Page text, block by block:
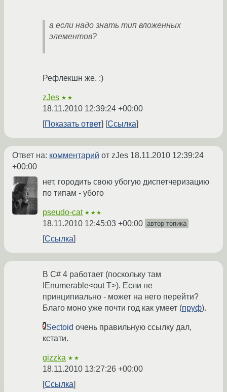
а если надо знать тип вложенных
элементов?
Рефлекшн же. :)
zJes ★★
18.11.2010 12:39:24 +00:00
Показать ответ
Ссылка
Ответ на: комментарий от zJes 18.11.2010 12:39:24
+00:00
нет, городить свою убогую диспетчеризацию
по типам - убого
pseudo-cat ★★★
18.11.2010 12:45:03 +00:00 автор топика
Ссылка
В C# 4 работает (поскольку там
IEnumerable<out T>). Если не
принципиально - может на него перейти?
Благо моно уже почти год как умеет (пруф).
Sectoid очень правильную ссылку дал,
кстати.
gizzka ★★
18.11.2010 13:27:26 +00:00
Ссылка